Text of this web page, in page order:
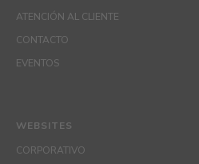
ATENCIÓN AL CLIENTE
CONTACTO
EVENTOS
WEBSITES
CORPORATIVO